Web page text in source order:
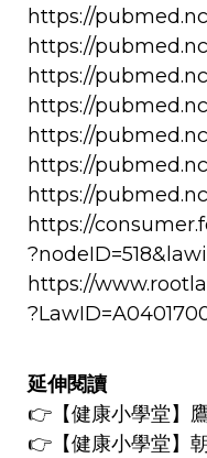
https://
https://
https://
https://
https://
https://
https://
https://
https://
延伸閱讀
👉 【健康小學堂】
👉 【健康小學堂】